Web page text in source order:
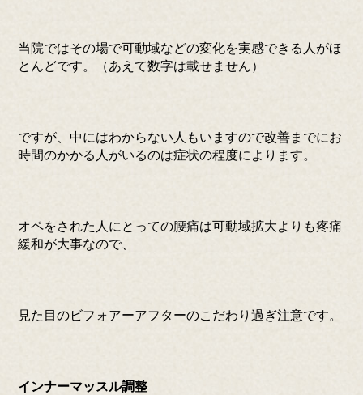
当院ではその場で可動域などの変化を実感できる人がほ
とんどです。（あえて数字は載せません）
ですが、中にはわからない人もいますので改善までにお
時間のかかる人がいるのは症状の程度によります。
オペをされた人にとっての腰痛は可動域拡大よりも疼痛
緩和が大事なので、
見た目のビフォアーアフターのこだわり過ぎ注意です。
インナーマッスル調整